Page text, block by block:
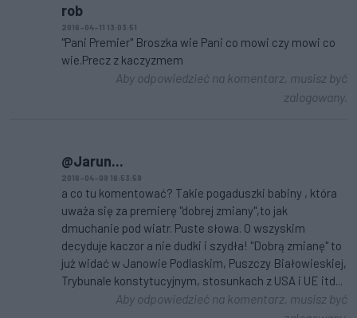
rob
2016-04-11 13:03:51
"Pani Premier" Broszka wie Pani co mowi czy mowi co
wie.Precz z kaczyzmem
Aby odpowiedzieć na komentarz, musisz być
zalogowany.
@Jarun...
2016-04-09 18:53:59
a co tu komentować? Takie pogaduszki babiny , która
uważa się za premierę "dobrej zmiany",to jak
dmuchanie pod wiatr. Puste słowa. O wszyskim
decyduje kaczor a nie dudki i szydła! "Dobrą zmianę" to
już widać w Janowie Podlaskim, Puszczy Białowieskiej,
Trybunale konstytucyjnym, stosunkach z USA i UE itd...
Aby odpowiedzieć na komentarz, musisz być